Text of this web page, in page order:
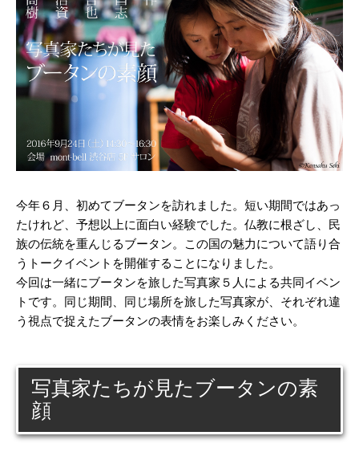
今年６月、初めてブータンを訪れました。短い期間ではあっ
たけれど、予想以上に面白い経験でした。仏教に根ざし、民
族の伝統を重んじるブータン。この国の魅力について語り合
うトークイベントを開催することになりました。
今回は一緒にブータンを旅した写真家５人による共同イベン
トです。同じ期間、同じ場所を旅した写真家が、それぞれ違
う視点で捉えたブータンの表情をお楽しみください。
写真家たちが見たブータンの素
顔